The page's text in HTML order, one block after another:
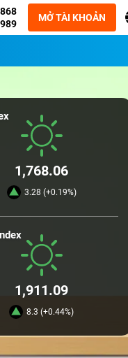
MỞ TÀI KHOẢN
1,768.06
3.28 (+0.19%)
1,911.09
8.3 (+0.44%)